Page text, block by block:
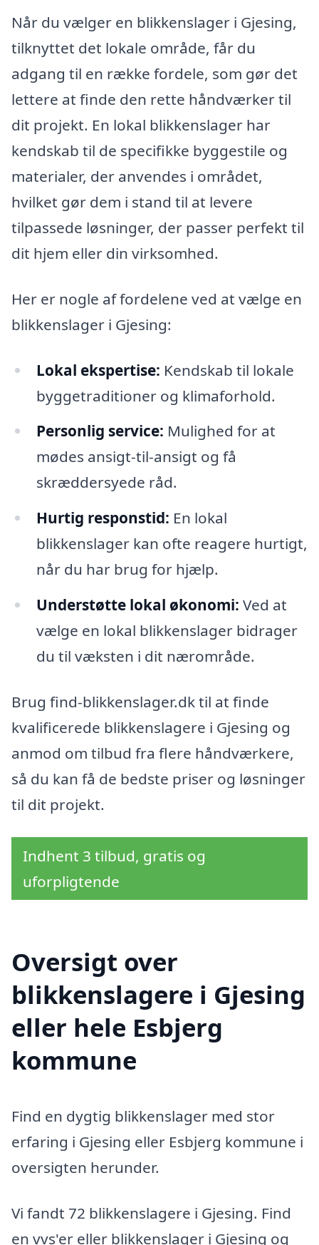
Når du vælger en blikkenslager i Gjesing,
tilknyttet det lokale område, får du
adgang til en række fordele, som gør det
lettere at finde den rette håndværker til
dit projekt. En lokal blikkenslager har
kendskab til de specifikke byggestile og
materialer, der anvendes i området,
hvilket gør dem i stand til at levere
tilpassede løsninger, der passer perfekt til
dit hjem eller din virksomhed.
Her er nogle af fordelene ved at vælge en
blikkenslager i Gjesing:
Lokal ekspertise: Kendskab til lokale
byggetraditioner og klimaforhold.
Personlig service: Mulighed for at
mødes ansigt-til-ansigt og få
skræddersyede råd.
Hurtig responstid: En lokal
blikkenslager kan ofte reagere hurtigt,
når du har brug for hjælp.
Understøtte lokal økonomi: Ved at
vælge en lokal blikkenslager bidrager
du til væksten i dit nærområde.
Brug find-blikkenslager.dk til at finde
kvalificerede blikkenslagere i Gjesing og
anmod om tilbud fra flere håndværkere,
så du kan få de bedste priser og løsninger
til dit projekt.
Indhent 3 tilbud, gratis og
uforpligtende
Oversigt over
blikkenslagere i Gjesing
eller hele Esbjerg
kommune
Find en dygtig blikkenslager med stor
erfaring i Gjesing eller Esbjerg kommune i
oversigten herunder.
Vi fandt 72 blikkenslagere i Gjesing. Find
en vvs'er eller blikkenslager i Gjesing og